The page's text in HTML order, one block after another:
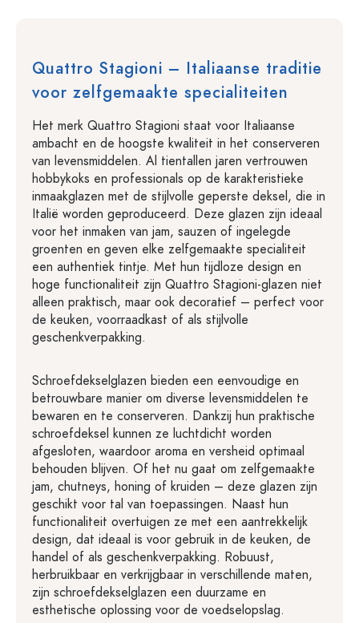
Quattro Stagioni – Italiaanse traditie
voor zelfgemaakte specialiteiten
Het merk Quattro Stagioni staat voor Italiaanse
ambacht en de hoogste kwaliteit in het conserveren
van levensmiddelen. Al tientallen jaren vertrouwen
hobbykoks en professionals op de karakteristieke
inmaakglazen met de stijlvolle geperste deksel, die in
Italië worden geproduceerd. Deze glazen zijn ideaal
voor het inmaken van jam, sauzen of ingelegde
groenten en geven elke zelfgemaakte specialiteit
een authentiek tintje. Met hun tijdloze design en
hoge functionaliteit zijn Quattro Stagioni-glazen niet
alleen praktisch, maar ook decoratief – perfect voor
de keuken, voorraadkast of als stijlvolle
geschenkverpakking.
Schroefdekselglazen bieden een eenvoudige en
betrouwbare manier om diverse levensmiddelen te
bewaren en te conserveren. Dankzij hun praktische
schroefdeksel kunnen ze luchtdicht worden
afgesloten, waardoor aroma en versheid optimaal
behouden blijven. Of het nu gaat om zelfgemaakte
jam, chutneys, honing of kruiden – deze glazen zijn
geschikt voor tal van toepassingen. Naast hun
functionaliteit overtuigen ze met een aantrekkelijk
design, dat ideaal is voor gebruik in de keuken, de
handel of als geschenkverpakking. Robuust,
herbruikbaar en verkrijgbaar in verschillende maten,
zijn schroefdekselglazen een duurzame en
esthetische oplossing voor de voedselopslag.